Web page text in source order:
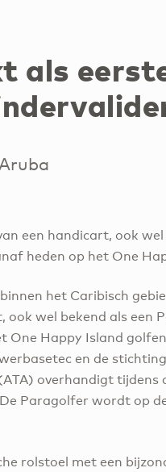
als
een handicart, ook
heden op het One
het Caribisch
ook wel bekend als een
One Happy Island
en de
overhandigt tijdens
Paragolfer wordt op
rolstoel met een